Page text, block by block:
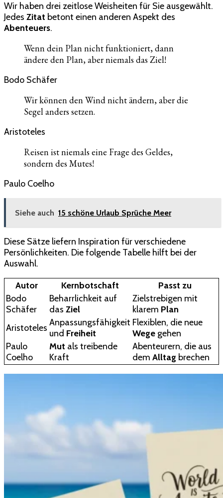
Wir haben drei zeitlose Weisheiten für Sie ausgewählt.
Jedes Zitat betont einen anderen Aspekt des
Abenteuers.
Wenn dein Plan nicht funktioniert, dann
ändere den Plan, aber niemals das Ziel!
Bodo Schäfer
Wir können den Wind nicht ändern, aber die
Segel anders setzen.
Aristoteles
Reisen ist niemals eine Frage des Geldes,
sondern des Mutes!
Paulo Coelho
Siehe auch 15 schöne Urlaub Sprüche Meer
Diese Sätze liefern Inspiration für verschiedene
Persönlichkeiten. Die folgende Tabelle hilft bei der
Auswahl.
Autor
Kernbotschaft
Passt zu
Bodo
Schäfer
Beharrlichkeit auf
das Ziel
Zielstrebigen mit
klarem Plan
Aristoteles Anpassungsfähigkeit
und Freiheit
Flexiblen, die neue
Wege gehen
Paulo
Coelho
Mut als treibende
Kraft
Abenteurern, die aus
dem Alltag brechen